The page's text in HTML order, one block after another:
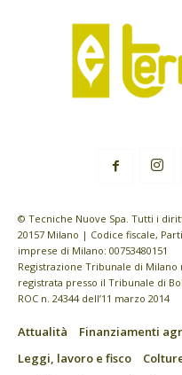
© Tecniche Nuove Spa. Tutti i
20157 Milano | Codice fiscale,
imprese di Milano: 00753480151
Registrazione Tribunale di Milano
registrata presso il Tribunale di
ROC n. 24344 dell’11 marzo 2014
Attualità Finanziamenti
Leggi, lavoro e fisco